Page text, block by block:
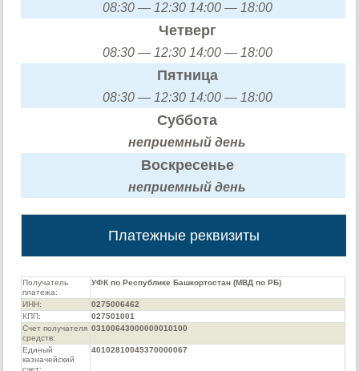
08:30 — 12:30 14:00 — 18:00
Четверг
08:30 — 12:30 14:00 — 18:00
Пятница
08:30 — 12:30 14:00 — 18:00
Суббота
неприемный день
Воскресенье
неприемный день
Платежные реквизиты
Получатель
платежа:
УФК по Республике Башкортостан (МВД по РБ)
ИНН:
0275006462
КПП:
027501001
Счет получателя
средств:
03100643000000010100
Единый
казначейский
счет:
40102810045370000067